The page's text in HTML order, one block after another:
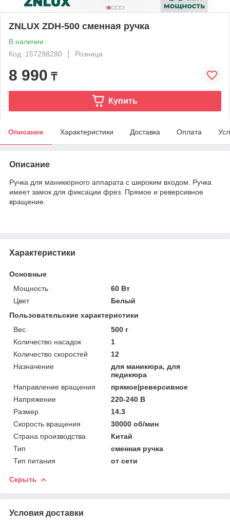
ZNLUX ZDH-500 сменная ручка
В наличии
Код: 157298280
Розница
8 990 ₸
Купить
Описание Характеристики Доставка Оплата
Описание
Ручка для маникюрного аппарата с широким входом. Ручка
имеет замок для фиксации фрез. Прямое и реверсивное
вращение.
Характеристики
Основные
Мощность
60 Вт
Цвет
Белый
Пользовательские характеристики
Вес
500 г
Количество насадок
1
Количество скоростей
12
Назначение
для маникюра, для
педикюра
Направление вращения
прямое|реверсивное
Напряжение
220-240 В
Размер
14.3
Скорость вращения
30000 об/мин
Страна производства
Китай
Тип
сменная ручка
Тип питания
от сети
Скрыть
Условия доставки